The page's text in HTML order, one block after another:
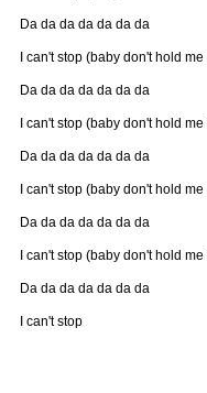
Da da da da da da da
I can't stop (baby don't hold
Da da da da da da da
I can't stop (baby don't hold
Da da da da da da da
I can't stop (baby don't hold
Da da da da da da da
I can't stop (baby don't hold
Da da da da da da da
I can't stop